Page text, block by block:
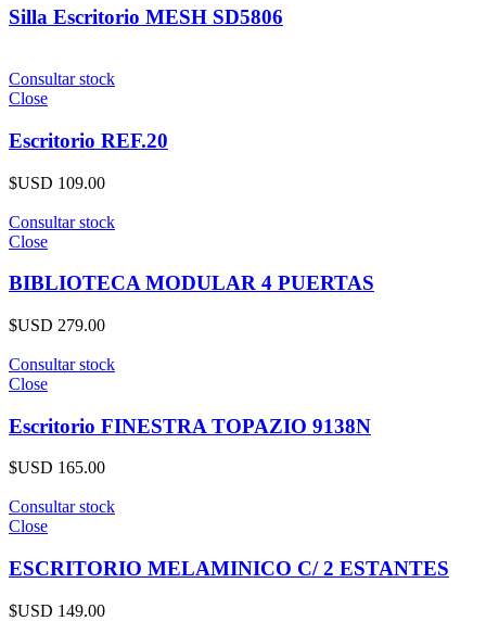
Silla Escritorio MESH SD5806
Consultar stock
Close
Escritorio REF.20
$USD 109.00
Consultar stock
Close
BIBLIOTECA MODULAR 4 PUERTAS
$USD 279.00
Consultar stock
Close
Escritorio FINESTRA TOPAZIO 9138N
$USD 165.00
Consultar stock
Close
ESCRITORIO MELAMINICO C/ 2 ESTANTES
$USD 149.00